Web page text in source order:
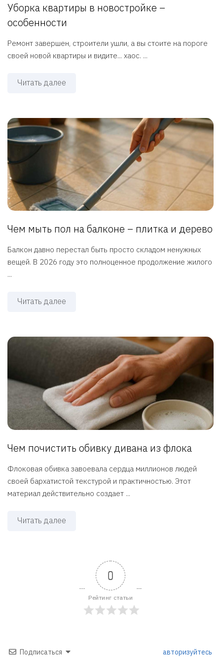
Уборка квартиры в новостройке –
особенности
Ремонт завершен, строители ушли, а вы стоите на пороге
своей новой квартиры и видите... хаос. ...
Читать далее
Чем мыть пол на балконе – плитка и дерево
Балкон давно перестал быть просто складом ненужных
вещей. В 2026 году это полноценное продолжение жилого
...
Читать далее
Чем почистить обивку дивана из флока
Флоковая обивка завоевала сердца миллионов людей
своей бархатистой текстурой и практичностью. Этот
материал действительно создает ...
Читать далее
0
Рейтинг статьи
Подписаться авторизуйтесь